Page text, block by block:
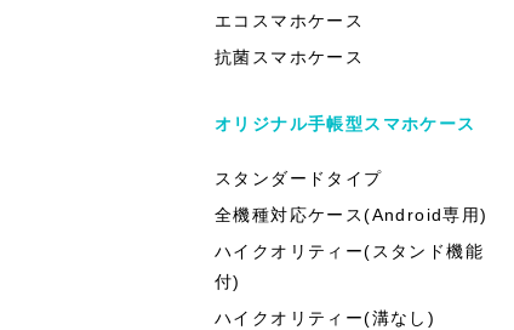
エコスマホケース
抗菌スマホケース
オリジナル手帳型スマホケース
スタンダードタイプ
全機種対応ケース(Android専用)
ハイクオリティー(スタンド機能
付)
ハイクオリティー(溝なし)